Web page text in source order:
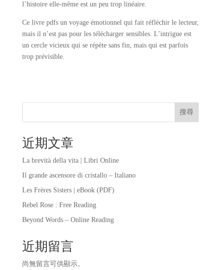
l’histoire elle-même est un peu trop linéaire.
Ce livre pdfs un voyage émotionnel qui fait réfléchir le lecteur,
mais il n’est pas pour les télécharger sensibles. L’intrigue est
un cercle vicieux qui se répète sans fin, mais qui est parfois
trop prévisible.
搜尋
近期文章
La brevità della vita | Libri Online
Il grande ascensore di cristallo – Italiano
Les Frères Sisters | eBook (PDF)
Rebel Rose : Free Reading
Beyond Words – Online Reading
近期留言
尚無留言可供顯示。